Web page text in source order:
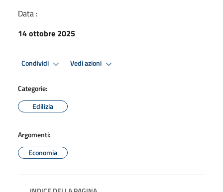
Data :
14 ottobre 2025
Condividi Vedi azioni
Categorie:
Edilizia
Argomenti:
Economia